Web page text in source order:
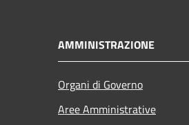
AMMINISTRAZIONE
Organi di Governo
Aree Amministrative